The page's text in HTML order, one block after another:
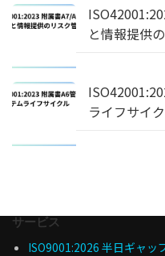
と情報提供
ライフサイ
サービス
ISO9001:2026 半日ギャッ